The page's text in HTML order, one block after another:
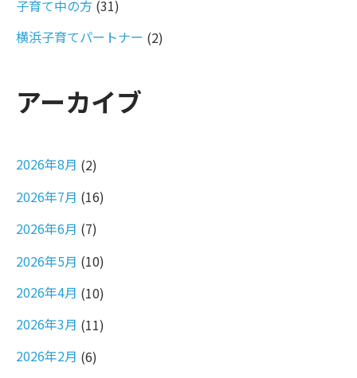
子育て中の方 (31)
横浜子育てパートナー (2)
アーカイブ
2026年8月 (2)
2026年7月 (16)
2026年6月 (7)
2026年5月 (10)
2026年4月 (10)
2026年3月 (11)
2026年2月 (6)